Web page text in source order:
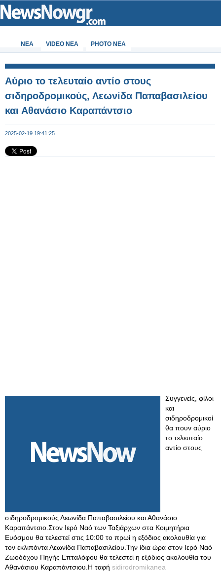
ΝΕΑ VIDEO NEA PHOTO NEA
Αύριο το τελευταίο αντίο στους
σιδηροδρομικούς, Λεωνίδα Παπαβασιλείου
και Αθανάσιο Καραπάντσιο
2025-02-19 19:41:25
Συγγενείς, φίλοι
και
σιδηροδρομικοί
θα πουν αύριο
το τελευταίο
αντίο στους
σιδηροδρομικούς Λεωνίδα Παπαβασιλείου και Αθανάσιο
Καραπάντσιο.Στον Ιερό Ναό των Ταξιάρχων στα Κοιμητήρια
Ευόσμου θα τελεστεί στις 10:00 το πρωί η εξόδιος ακολουθία για
τον εκλιπόντα Λεωνίδα Παπαβασιλείου.Την ίδια ώρα στον Ιερό Ναό
Ζωοδόχου Πηγής Επταλόφου θα τελεστεί η εξόδιος ακολουθία του
Αθανάσιου Καραπάντσιου.Η ταφή sidirodromikanea